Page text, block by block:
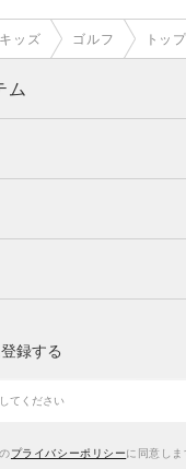
ッズ ゴルフ トッ
ム
録する
プライバシーポリシーに同意しま